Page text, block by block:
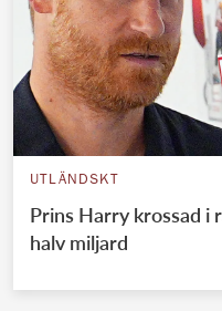
UTLÄNDSKT
Prins Harry krossad i
halv miljard